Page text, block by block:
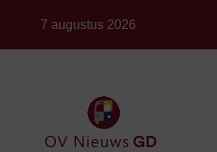
7 augustus 2026